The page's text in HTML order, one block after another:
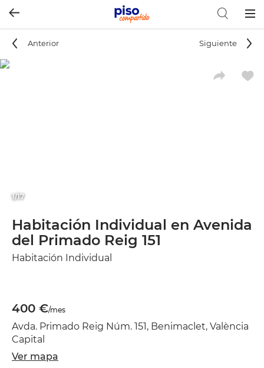
Anterior Siguiente
1/17
Habitación Individual en Avenida
del Primado Reig 151
Habitación Individual
400 €/mes
Avda. Primado Reig Núm. 151, Benimaclet, València
Capital
Ver mapa